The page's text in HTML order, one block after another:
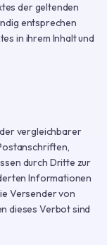
der geltenden
entsprechen
in ihrem Inhalt und
vergleichbarer
durch Dritte zur
Informationen
Versender von
dieses Verbot sind